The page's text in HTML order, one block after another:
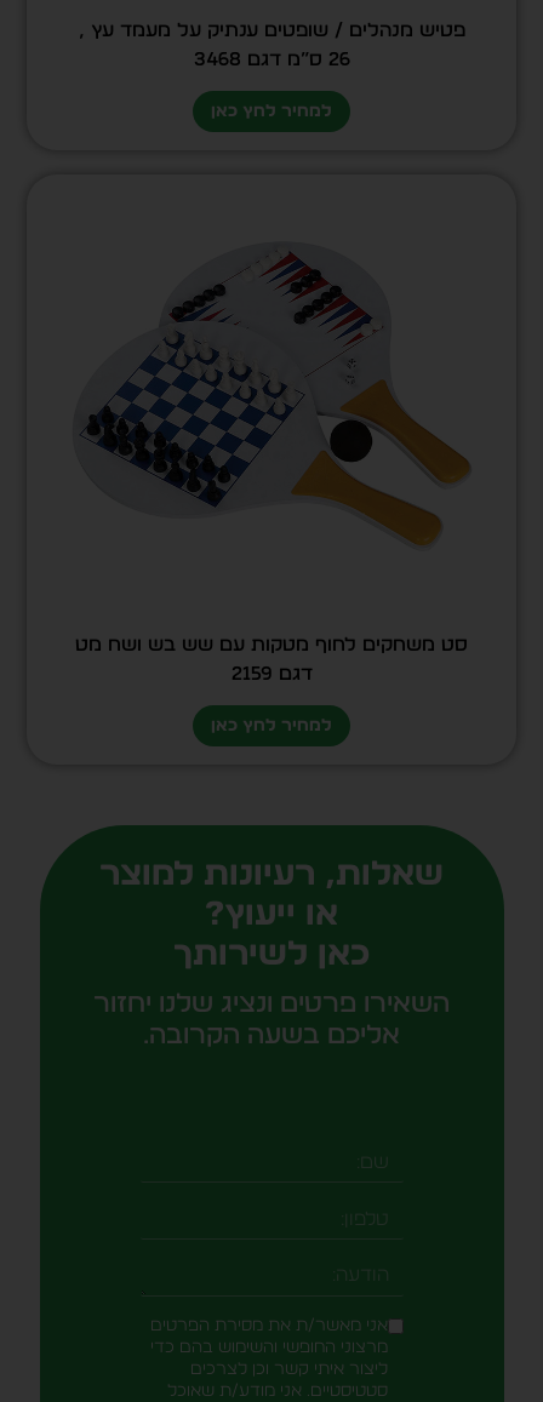
פטיש מנהלים / שופטים ענתיק על מעמד עץ ,
26 ס”מ דגם 3468
למחיר לחץ כאן
סט משחקים לחוף מטקות עם שש בש ושח מט
דגם 2159
למחיר לחץ כאן
שאלות, רעיונות למוצר
או ייעוץ?
כאן לשירותך
השאירו פרטים ונציג שלנו יחזור
אליכם בשעה הקרובה.
שם
טלפון
הודעה
אני מאשר/ת את מסירת הפרטים
מרצוני החופשי והשימוש בהם כדי
ליצור איתי קשר וכן לצרכים
סטטיסטיים. אני מודע/ת שאוכל